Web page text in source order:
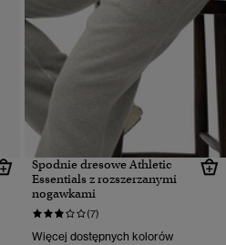
Spodnie dresowe Athletic
Essentials z rozszerzanymi
nogawkami
(7)
Więcej dostępnych kolorów